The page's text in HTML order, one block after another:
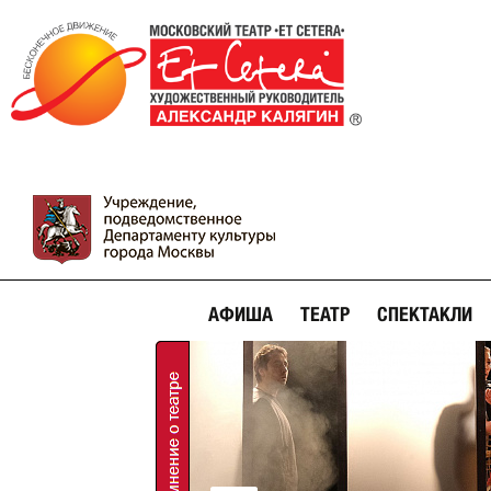
АФИША ТЕАТР СПЕКТАКЛИ